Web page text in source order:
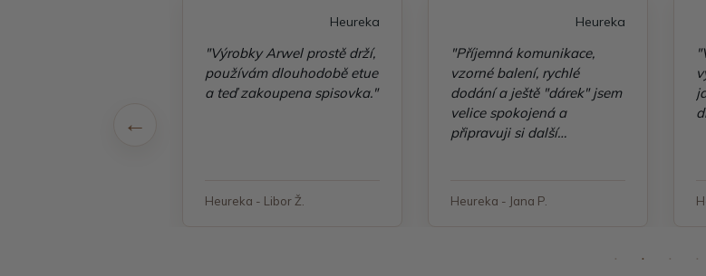
Heureka
"Výrobky Arwel prostě drží,
používám dlouhodobě etue
a teď zakoupena spisovka."
Heureka - Libor Ž.
Heureka
"Příjemná komunikace,
vzorné balení, rychlé
dodání a ještě "dárek" jsem
velice spokojená a
připravuji si další
Heureka - Jana P.